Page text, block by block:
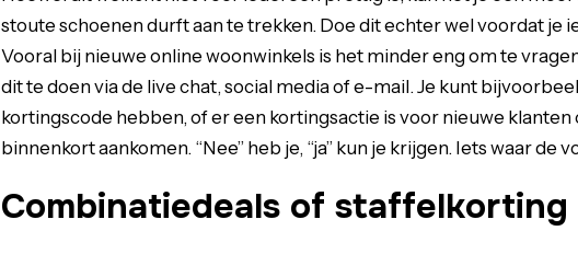
stoute schoenen durft aan te trekken. Doe dit echter wel voordat je
Vooral bij nieuwe online woonwinkels is het minder eng om te
dit te doen via de live chat, social media of e-mail. Je kunt
kortingscode hebben, of er een kortingsactie is voor nieuwe klanten
binnenkort aankomen. “Nee” heb je, “ja” kun je krijgen. Iets waar de
Combinatiedeals of staffelkorting